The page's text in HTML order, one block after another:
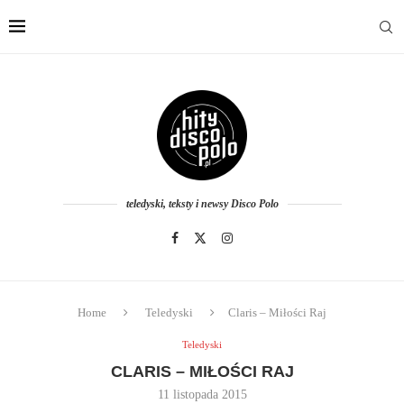
teledyski, teksty i newsy Disco Polo
Home Teledyski Claris – Miłości Raj
Teledyski
CLARIS – MIŁOŚCI RAJ
11 listopada 2015